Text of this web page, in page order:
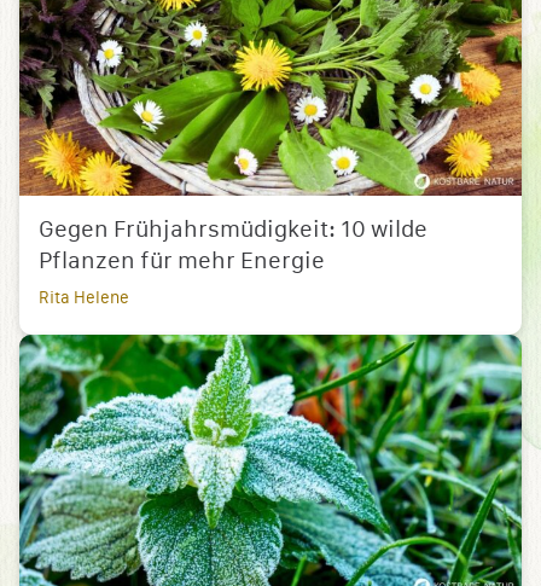
Gegen Frühjahrsmüdigkeit: 10 wilde
Pflanzen für mehr Energie
Rita Helene